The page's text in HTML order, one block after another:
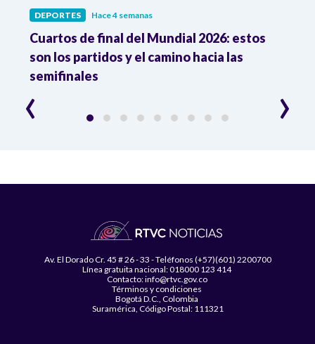
DEPORTES Hace 4 semanas
Cuartos de final del Mundial 2026: estos
son los partidos y el camino hacia las
semifinales
‹ ›
Av. El Dorado Cr. 45 # 26 - 33 - Teléfonos (+57)(601) 2200700
Línea gratuita nacional: 018000 123 414
Contacto: info@rtvc.gov.co
Términos y condiciones
Bogotá D.C., Colombia
Suramérica, Código Postal: 111321